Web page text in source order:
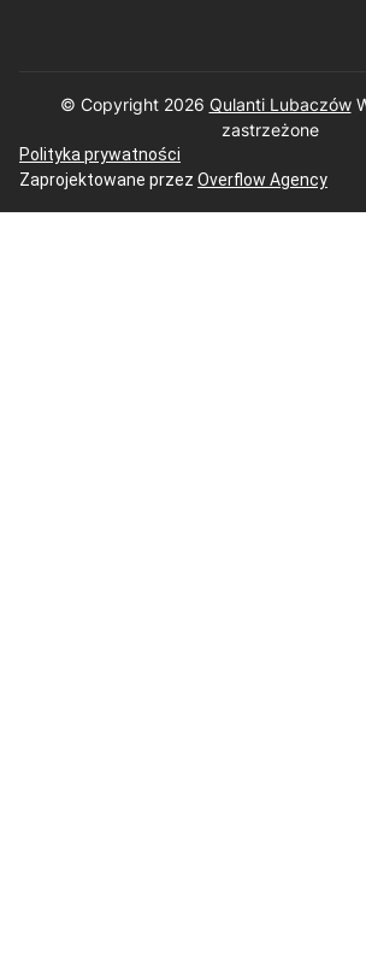
© Copyright 2026 Qulanti Lubaczów
zastrzeżone
Polityka prywatności
Zaprojektowane przez Overflow Agency